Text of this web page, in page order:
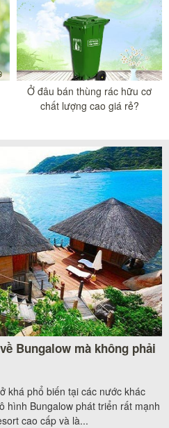
Ở đâu bán thùng rác hữu cơ
chất lượng cao giá rẻ?
Bungalow mà không phải
khá phổ biến tại các nước khác
hình Bungalow phát triển rất mạnh
cao cấp và là...